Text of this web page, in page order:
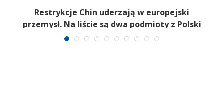
Restrykcje Chin uderzają w europejski
przemysł. Na liście są dwa podmioty z Polski